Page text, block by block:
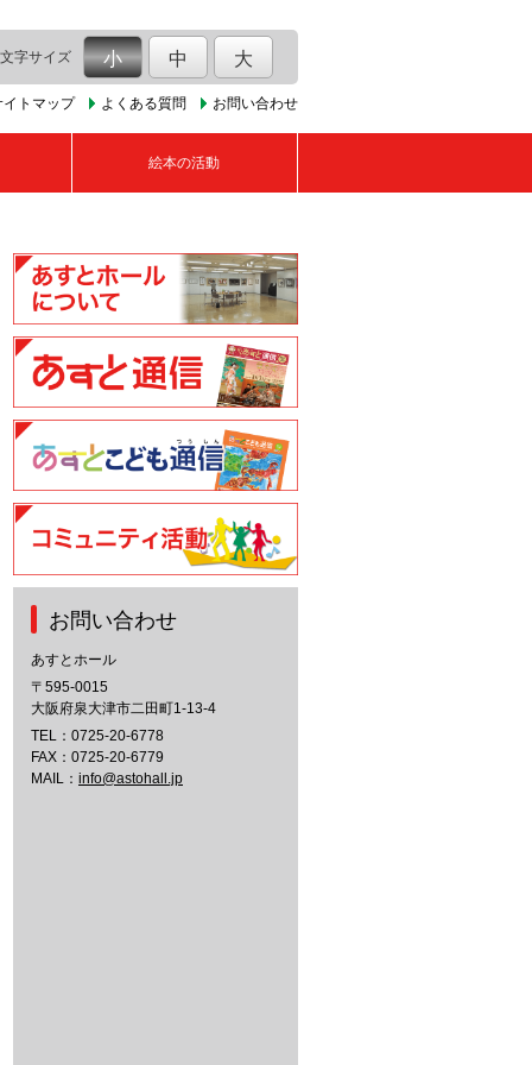
文字サイズ 小 中 大
イトマップ よくある質問 お問い合わせ
絵本の活動
お問い合わせ
あすとホール
〒595-0015
大阪府泉大津市二田町1-13-4
TEL： 0725-20-6778
FAX：0725-20-6779
MAIL： info@astohall.jp